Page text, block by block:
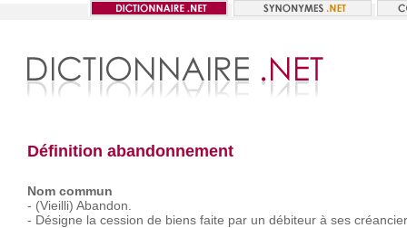
Définition abandonnement
Nom commun
- (Vieilli) Abandon.
- Désigne la cession de biens faite par un débiteur à ses